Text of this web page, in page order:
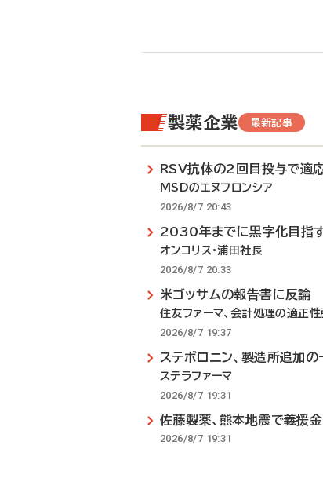
て
製薬企業 最新記事
RSV抗体の2回目投与で適
MSDのエヌフロンシア
2026/8/7 20:43
2030年までに黒字化目指
オンコリス・浦田社長
2026/8/7 20:33
米ゴッサムの報告書に反論
住友ファーマ、会計処理の適正性
2026/8/7 19:37
ステボロニン、製造所追加
ステラファーマ
2026/8/7 19:31
佐藤製薬、熊本地震で義援金
2026/8/7 19:31